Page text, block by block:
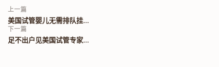
上一篇
美国试管婴儿无需排队挂...
下一篇
足不出户见美国试管专家...